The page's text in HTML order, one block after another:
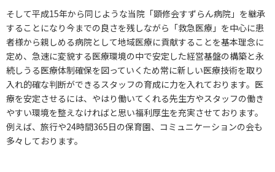
そして平成15年から同じような当院「顕修会すずらん病院」を継承
することになり今までの良さを残しながら「救急医療」を中心に患
者様から親しめる病院として地域医療に貢献することを基本理念に
定め、急速に変貌する医療環境の中で安定した経営基盤の構築と永
続しうる医療体制確保を図っていくため常に新しい医療技術を取り
入れ的確な判断ができるスタッフの育成に力を入れております。医
療を安定させるには、やはり働いてくれる先生方やスタッフの働き
やすい環境を整えなければと思い福利厚生を充実させております。
例えば、旅行や24時間365日の保育園、コミュニケーションの会も
多々しております。